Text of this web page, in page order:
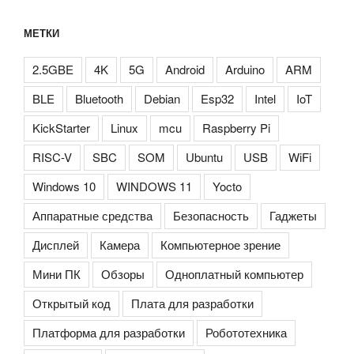
МЕТКИ
2.5GBE 4K 5G Android Arduino
ARM
BLE
Bluetooth Debian Esp32 Intel
IoT
KickStarter
Linux mcu
Raspberry Pi
RISC-V
SBC SOM Ubuntu USB
WiFi
Windows 10
WINDOWS 11
Yocto
Аппаратные средства
Безопасность
Гаджеты
Дисплей
Камера
Компьютерное зрение
Мини ПК
Обзоры
Одноплатный компьютер
Открытый код
Плата для разработки
Платформа для разработки
Робототехника